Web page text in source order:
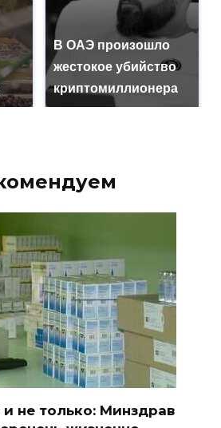
В ОАЭ произошло
жестокое убийство
криптомиллионера
не только: Минздрав